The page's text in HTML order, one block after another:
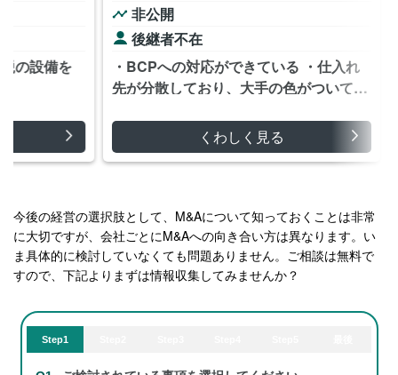
の設備を
非公開
後継者不在
・BCPへの対応ができている ・仕入れ
先が分散しており、大手の色がついてい
くわしく見る
今後の経営の選択肢として、M&Aについて知っておくことは非常
に大切ですが、会社ごとにM&Aへの向き合い方は異なります。い
ま具体的に検討していなくても問題ありません。ご相談は無料で
すので、下記よりまずは情報収集してみませんか？